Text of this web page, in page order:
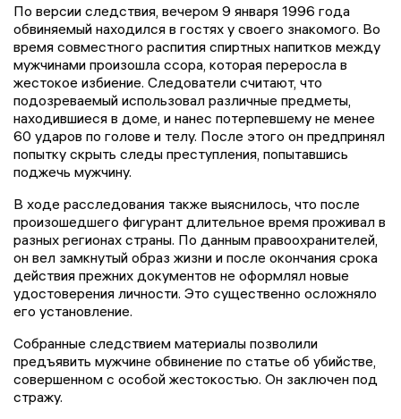
По версии следствия, вечером 9 января 1996 года
обвиняемый находился в гостях у своего знакомого. Во
время совместного распития спиртных напитков между
мужчинами произошла ссора, которая переросла в
жестокое избиение. Следователи считают, что
подозреваемый использовал различные предметы,
находившиеся в доме, и нанес потерпевшему не менее
60 ударов по голове и телу. После этого он предпринял
попытку скрыть следы преступления, попытавшись
поджечь мужчину.
В ходе расследования также выяснилось, что после
произошедшего фигурант длительное время проживал в
разных регионах страны. По данным правоохранителей,
он вел замкнутый образ жизни и после окончания срока
действия прежних документов не оформлял новые
удостоверения личности. Это существенно осложняло
его установление.
Собранные следствием материалы позволили
предъявить мужчине обвинение по статье об убийстве,
совершенном с особой жестокостью. Он заключен под
стражу.